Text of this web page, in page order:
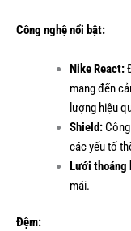
Công nghệ nổi bật:
Nike React:
mang đến
lượng hiệu
Shield:Công
các yếu tố
Lưới thoáng
mái.
Đệm: